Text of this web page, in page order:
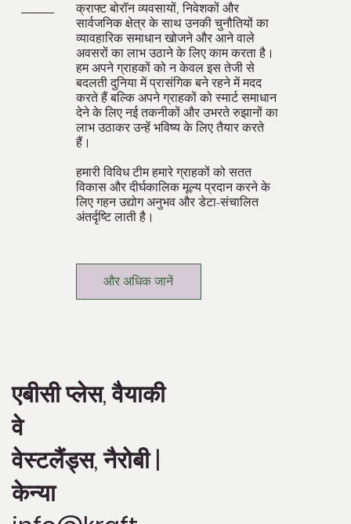
क्राफ्ट बोरॉन व्यवसायों, निवेशकों और
सार्वजनिक क्षेत्र के साथ उनकी चुनौतियों का
व्यावहारिक समाधान खोजने और आने वाले
अवसरों का लाभ उठाने के लिए काम करता है।
हम अपने ग्राहकों को न केवल इस तेजी से
बदलती दुनिया में प्रासंगिक बने रहने में मदद
करते हैं बल्कि अपने ग्राहकों को स्मार्ट समाधान
देने के लिए नई तकनीकों और उभरते रुझानों का
लाभ उठाकर उन्हें भविष्य के लिए तैयार करते
हैं।
हमारी विविध टीम हमारे ग्राहकों को सतत
विकास और दीर्घकालिक मूल्य प्रदान करने के
लिए गहन उद्योग अनुभव और डेटा-संचालित
अंतर्दृष्टि लाती है।
और अधिक जानें
एबीसी प्लेस, वैयाकी
वे
वेस्टलैंड्स, नैरोबी |
केन्या